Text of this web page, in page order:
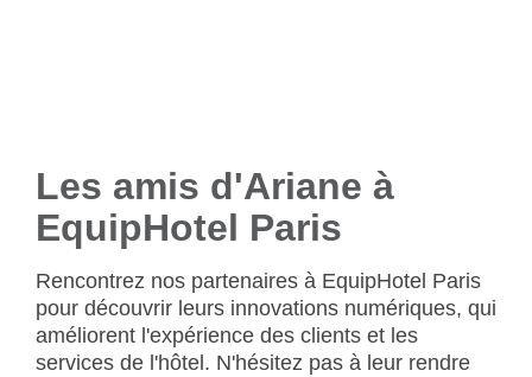
Les amis d'Ariane à
EquipHotel Paris
Rencontrez nos partenaires à EquipHotel Paris
pour découvrir leurs innovations numériques, qui
améliorent l'expérience des clients et les
services de l'hôtel. N'hésitez pas à leur rendre